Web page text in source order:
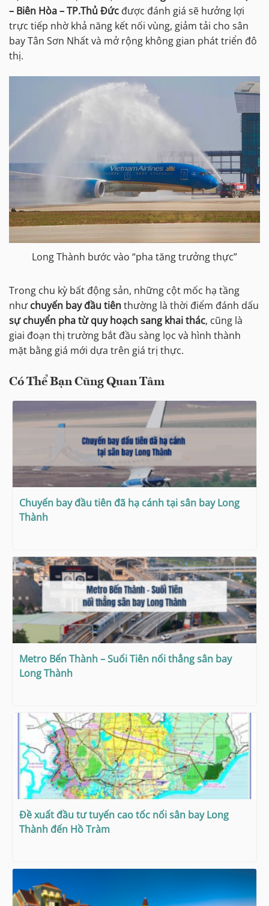
– Biên Hòa – TP.Thủ Đức được đánh giá sẽ hưởng lợi
trực tiếp nhờ khả năng kết nối vùng, giảm tải cho sân
bay Tân Sơn Nhất và mở rộng không gian phát triển đô
thị.
Long Thành bước vào “pha tăng trưởng thực”
Trong chu kỳ bất động sản, những cột mốc hạ tầng
như chuyến bay đầu tiênthường là thời điểm đánh dấu
sự chuyển pha từ quy hoạch sang khai thác, cũng là
giai đoạn thị trường bắt đầu sàng lọc và hình thành
mặt bằng giá mới dựa trên giá trị thực.
Có Thể Bạn Cũng Quan Tâm
Chuyến bay đầu tiên đã hạ cánh tại sân bay Long
Thành
Metro Bến Thành – Suối Tiên nối thẳng sân bay
Long Thành
Đề xuất đầu tư tuyến cao tốc nối sân bay Long
Thành đến Hồ Tràm